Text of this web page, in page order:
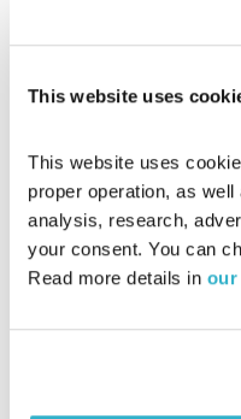
This website uses
This website uses
proper operation, as
analysis, research,
your consent. You can
Read more details in our